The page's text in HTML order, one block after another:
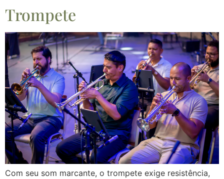
Trompete
Com seu som marcante, o trompete exige resistência,